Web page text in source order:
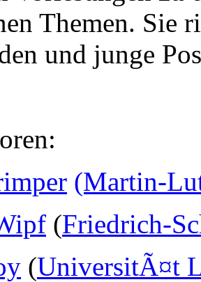
Themen. Sie
und junge
(Martin-
(Friedrich-
(UniversitÃ¤t